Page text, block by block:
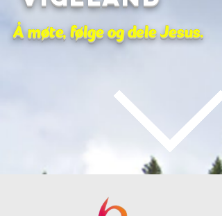
Å møte, følge og dele Jesus.